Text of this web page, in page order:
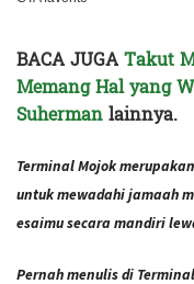
BACA JUGATakut
Memang Hal yang
Suhermanlainnya.
Terminal Mojok
untuk mewadahi jamaah
esaimu secara mandiri
Pernah menulis di